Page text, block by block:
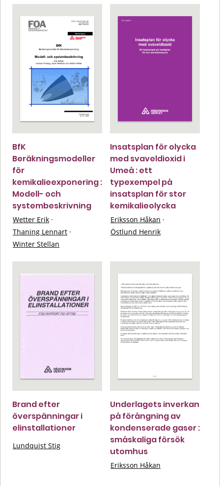
BfK
Beräkningsmodeller
för
kemikalieexponering :
Modell- och
systembeskrivning
Wetter Erik ·
Thaning Lennart ·
Winter Stellan
Insatsplan för olycka
med svaveldioxid i
Umeå : ett
typexempel på
insatsplan för stor
kemikalieolycka
Eriksson Håkan ·
Östlund Henrik
Brand efter
överspänningar i
elinstallationer
Lundquist Stig
Underlagets inverkan
på förångning av
kondenserade gaser :
småskaliga försök
utomhus
Eriksson Håkan